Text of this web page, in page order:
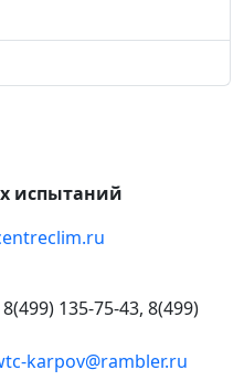
испытаний
135-75-43, 8(499)
karpov@rambler.ru